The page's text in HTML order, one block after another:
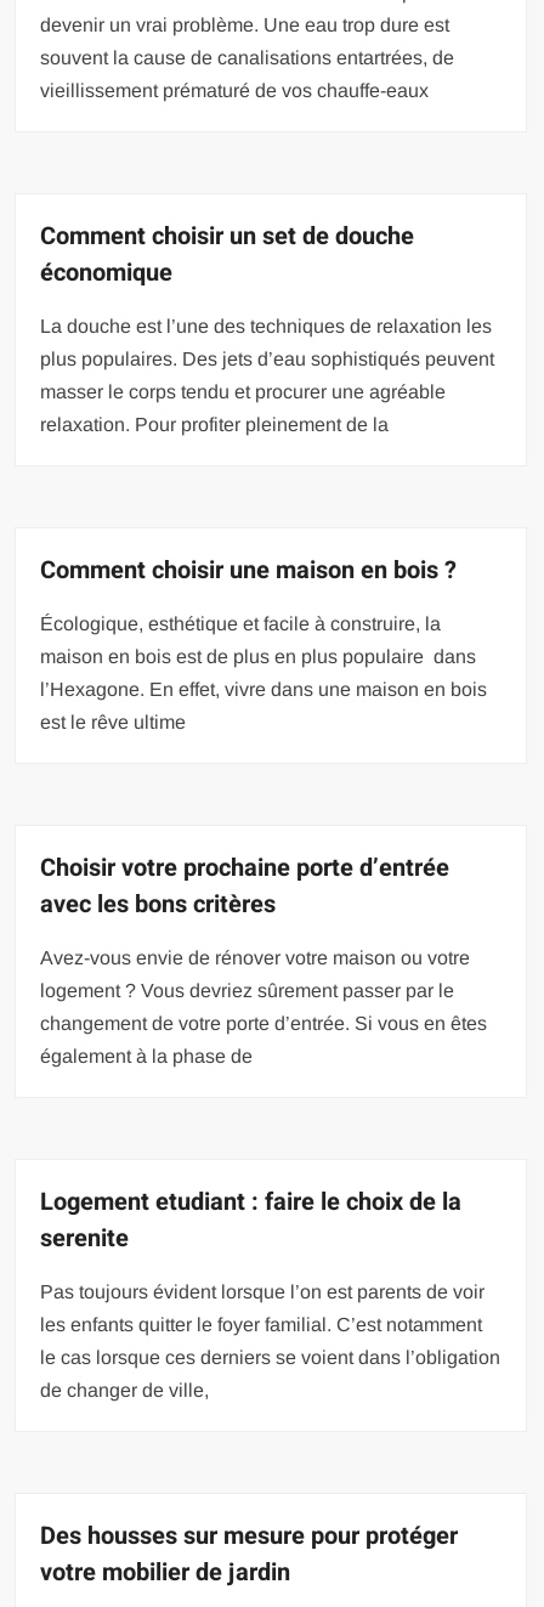
devenir un vrai problème. Une eau trop dure est
souvent la cause de canalisations entartrées, de
vieillissement prématuré de vos chauffe-eaux
Comment choisir un set de douche
économique
La douche est l’une des techniques de relaxation les
plus populaires. Des jets d’eau sophistiqués peuvent
masser le corps tendu et procurer une agréable
relaxation. Pour profiter pleinement de la
Comment choisir une maison en bois ?
Écologique, esthétique et facile à construire, la
maison en bois est de plus en plus populaire dans
l’Hexagone. En effet, vivre dans une maison en bois
est le rêve ultime
Choisir votre prochaine porte d’entrée
avec les bons critères
Avez-vous envie de rénover votre maison ou votre
logement ? Vous devriez sûrement passer par le
changement de votre porte d’entrée. Si vous en êtes
également à la phase de
Logement etudiant : faire le choix de la
serenite
Pas toujours évident lorsque l’on est parents de voir
les enfants quitter le foyer familial. C’est notamment
le cas lorsque ces derniers se voient dans l’obligation
de changer de ville,
Des housses sur mesure pour protéger
votre mobilier de jardin